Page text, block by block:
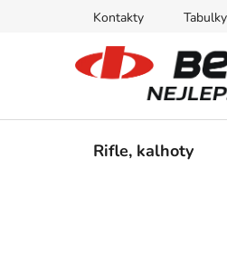
Kontakty
Rifle, kalhoty